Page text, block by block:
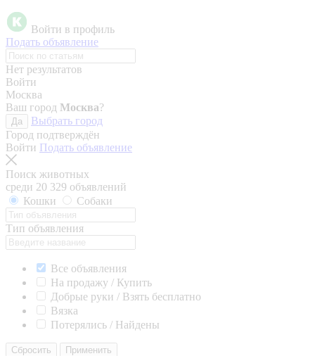
Войти в профиль
Подать объявление
Нет результатов
Войти
Москва
Ваш город Москва?
Да
Выбрать город
Город подтверждён
Войти Подать объявление
Поиск животных
среди 20 329 объявлений
Кошки
Собаки
Тип объявления
Все объявления
На продажу / Купить
Добрые руки / Взять бесплатно
Вязка
Потерялись / Найдены
Сбросить Применить